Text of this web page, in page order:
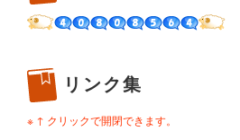
リンク集
※ ↑ クリックで開閉できます。